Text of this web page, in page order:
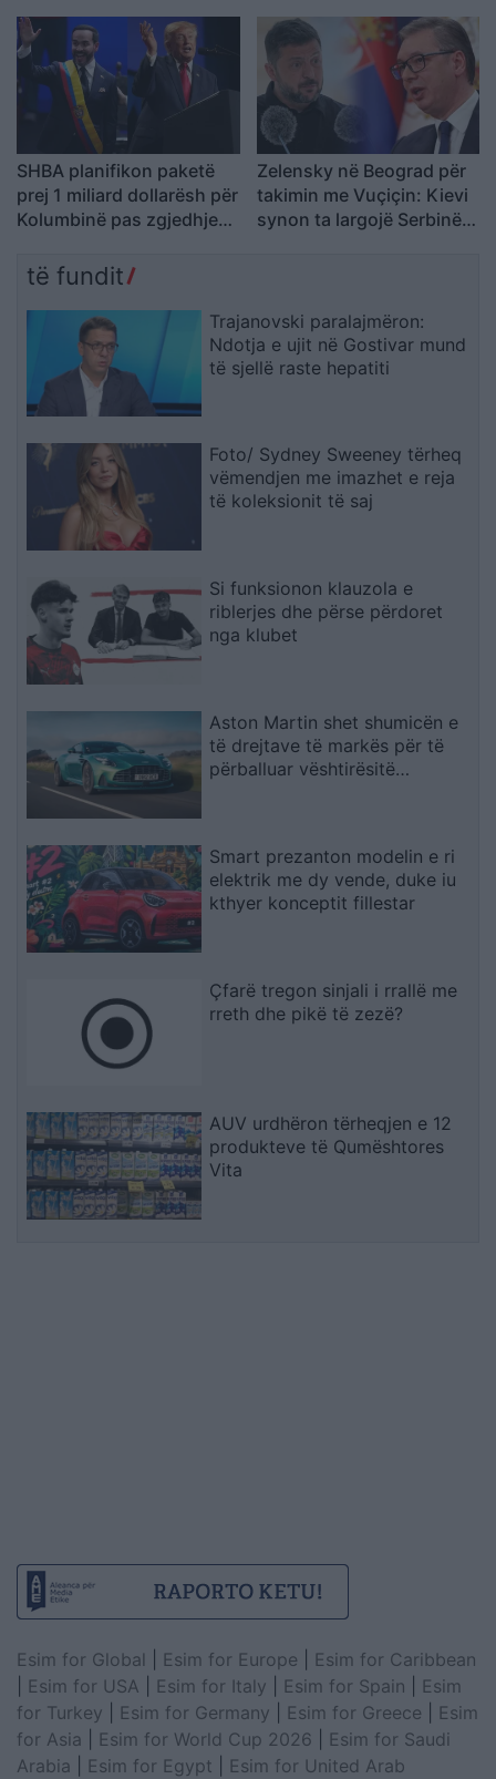
SHBA planifikon paketë
prej 1 miliard dollarësh për
Kolumbinë pas zgjedhjes
Esprielës
Zelensky në Beograd për
takimin me Vuçiçin: Kievi
synon ta largojë Serbinë
të fundit
Trajanovski paralajmëron:
Ndotja e ujit në Gostivar mund
të sjellë raste hepatiti
Foto/ Sydney Sweeney tërheq
vëmendjen me imazhet e reja
të koleksionit të saj
Si funksionon klauzola e
riblerjes dhe përse përdoret
nga klubet
Aston Martin shet shumicën e
të drejtave të markës për të
përballuar vështirësitë
Smart prezanton modelin e ri
elektrik me dy vende, duke iu
kthyer konceptit fillestar
Çfarë tregon sinjali i rrallë me
rreth dhe pikë të zezë?
AUV urdhëron tërheqjen e 12
produkteve të Qumështores
Vita
Esim for Global Esim for Europe
Esim for Caribbean
Esim for USA Esim for Italy Esim for Spain
Esim
for Turkey
Esim for Germany Esim for Greece
Esim
for Asia
Esim for World Cup 2026
Esim for Saudi
Arabia
Esim for Egypt
Esim for United Arab